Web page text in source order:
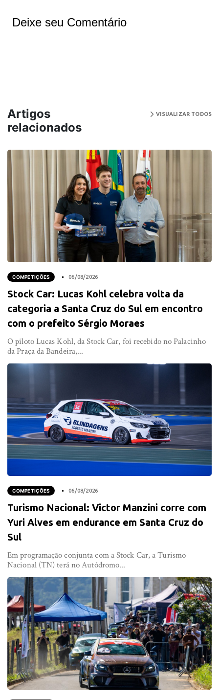
Deixe seu Comentário
Artigos
relacionados
VISUALIZAR TODOS
COMPETIÇÕES 06/08/2026
Stock Car: Lucas Kohl celebra volta da
categoria a Santa Cruz do Sul em encontro
com o prefeito Sérgio Moraes
O piloto Lucas Kohl, da Stock Car, foi recebido no Palacinho
da Praça da Bandeira,...
COMPETIÇÕES 06/08/2026
Turismo Nacional: Victor Manzini corre com
Yuri Alves em endurance em Santa Cruz do
Sul
Em programação conjunta com a Stock Car, a Turismo
Nacional (TN) terá no Autódromo...